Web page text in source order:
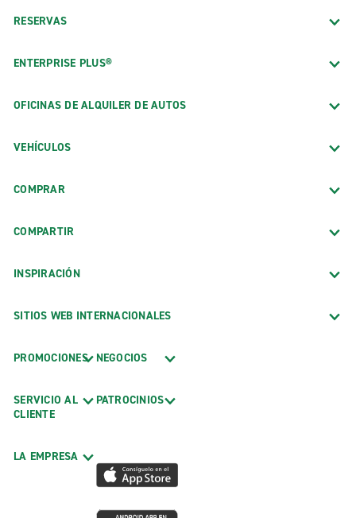
RESERVAS
ENTERPRISE PLUS®
OFICINAS DE ALQUILER DE AUTOS
VEHÍCULOS
COMPRAR
COMPARTIR
INSPIRACIÓN
SITIOS WEB INTERNACIONALES
PROMOCIONES
SERVICIO AL
CLIENTE
LA EMPRESA
NEGOCIOS
PATROCINIOS